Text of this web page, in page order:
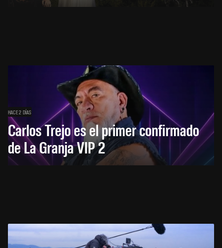
HACE 2 DÍAS
Carlos Trejo es el primer confirmado
de La Granja VIP 2